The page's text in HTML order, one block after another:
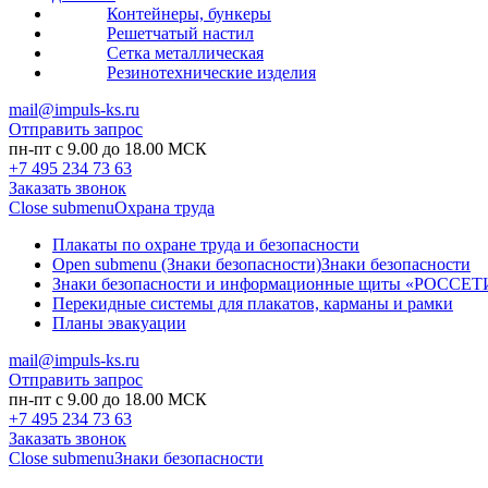
Контейнеры, бункеры
Решетчатый настил
Сетка металлическая
Резинотехнические изделия
mail@impuls-ks.ru
Отправить запрос
пн-пт с 9.00 до 18.00 МСК
+7 495 234 73 63
Заказать звонок
Close submenuОхрана труда
Плакаты по охране труда и безопасности
Open submenu (Знаки безопасности)Знаки безопасности
Знаки безопасности и информационные щиты
Перекидные системы для плакатов, карманы и рамки
Планы эвакуации
mail@impuls-ks.ru
Отправить запрос
пн-пт с 9.00 до 18.00 МСК
+7 495 234 73 63
Заказать звонок
Close submenuЗнаки безопасности